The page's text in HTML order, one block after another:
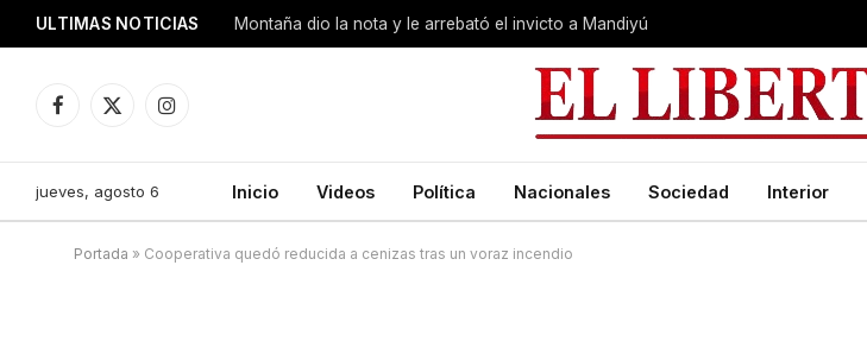
ULTIMAS NOTICIAS Montaña dio la nota y le arrebató el invicto a Mandiyú
Facebook
X
Instagram
jueves, agosto 6 Inicio Videos Política Nacionales Sociedad Interior
Portada » Cooperativa quedó reducida a cenizas tras un voraz incendio